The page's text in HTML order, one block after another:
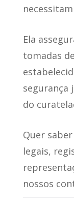
Ela
tomadas
segurança
do
Quer
legais,
nossos